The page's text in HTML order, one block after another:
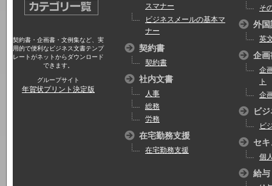
契約書・企画書・文例集など、実
用的で便利なビジネス文書テンプ
レートがネットからダウンロード
できます。
グループサイト
年賀状プリント決定版
スマナー
ビジネスメールの基本マ
ナー
契約書
契約書
社内文書
人事
総務
労務
在宅勤務支援
在宅勤務支援
そ
外国
英
企画
企
ト
企
ビ
ビ
セ
個
給与